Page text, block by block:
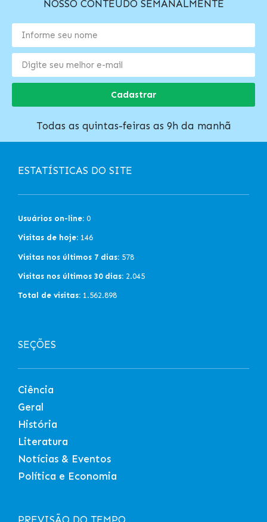
NOSSO CONTEÚDO SEMANALMENTE
Cadastrar
Todas as quintas-feiras as 9h da manhã
ESTATÍSTICAS DO SITE
Usuários on-line: 0
Visitas de hoje: 146
Visitas nos últimos 7 dias: 578
Visitas nos últimos 30 dias: 2.045
Total de visitas: 1.562.898
SEÇÕES
Ciência
Geral
História
Literatura
Notícias & Eventos
Política e Economia
PREVISÃO DO TEMPO